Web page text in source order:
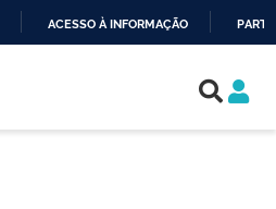
ACESSO À INFORMAÇÃO